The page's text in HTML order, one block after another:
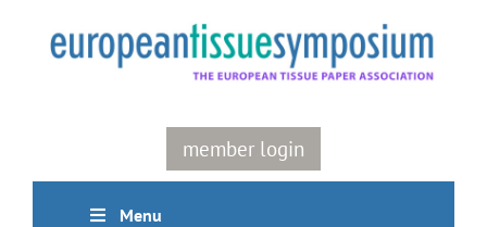
content
member login
Menu